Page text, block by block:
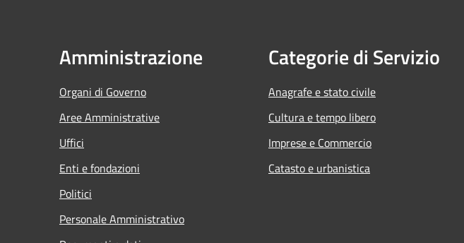
Amministrazione
Organi di Governo
Aree Amministrative
Uffici
Enti e fondazioni
Politici
Personale Amministrativo
Categorie di Servizio
Anagrafe e stato civile
Cultura e tempo libero
Imprese e Commercio
Catasto e urbanistica